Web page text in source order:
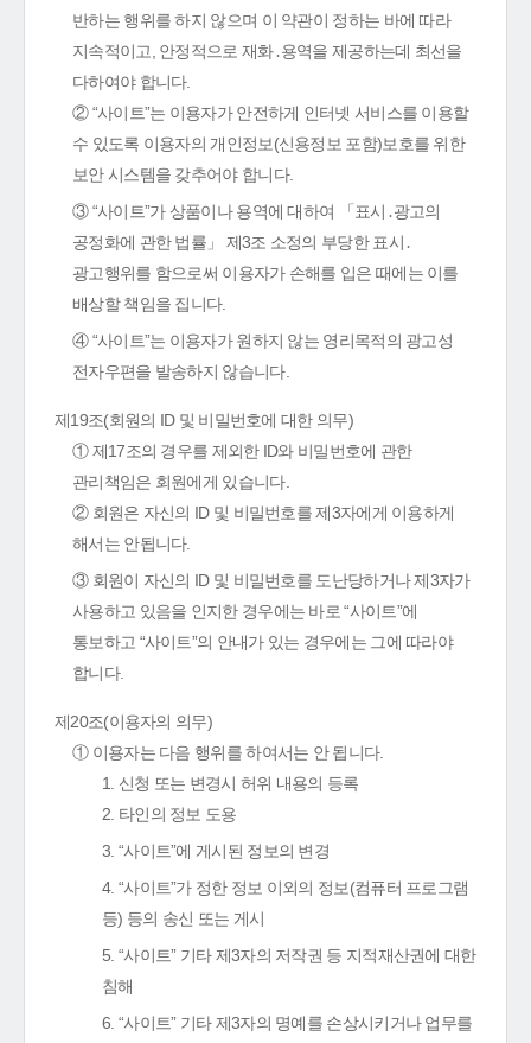
반하는 행위를 하지 않으며 이 약관이 정하는 바에 따라
지속적이고, 안정적으로 재화․용역을 제공하는데 최선을
다하여야 합니다.
② “사이트”는 이용자가 안전하게 인터넷 서비스를 이용할
수 있도록 이용자의 개인정보(신용정보 포함)보호를 위한
보안 시스템을 갖추어야 합니다.
③ “사이트”가 상품이나 용역에 대하여 「표시․광고의
공정화에 관한 법률」 제3조 소정의 부당한 표시․
광고행위를 함으로써 이용자가 손해를 입은 때에는 이를
배상할 책임을 집니다.
④ “사이트”는 이용자가 원하지 않는 영리목적의 광고성
전자우편을 발송하지 않습니다.
제19조(회원의 ID 및 비밀번호에 대한 의무)
① 제17조의 경우를 제외한 ID와 비밀번호에 관한
관리책임은 회원에게 있습니다.
② 회원은 자신의 ID 및 비밀번호를 제3자에게 이용하게
해서는 안됩니다.
③ 회원이 자신의 ID 및 비밀번호를 도난당하거나 제3자가
사용하고 있음을 인지한 경우에는 바로 “사이트”에
통보하고 “사이트”의 안내가 있는 경우에는 그에 따라야
합니다.
제20조(이용자의 의무)
① 이용자는 다음 행위를 하여서는 안 됩니다.
1. 신청 또는 변경시 허위 내용의 등록
2. 타인의 정보 도용
3. “사이트”에 게시된 정보의 변경
4. “사이트”가 정한 정보 이외의 정보(컴퓨터 프로그램
등) 등의 송신 또는 게시
5. “사이트” 기타 제3자의 저작권 등 지적재산권에 대한
침해
6. “사이트” 기타 제3자의 명예를 손상시키거나 업무를